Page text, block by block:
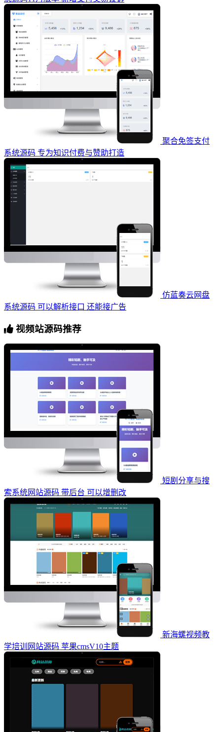
聚合免签支付
系统源码 专为知识付费与赞助打造
仿蓝奏云网盘
系统源码 可以解析接口 还能接广告
视频站源码推荐
短剧分享与搜
索系统网站源码 带后台 可以增删改
新海螺视频教
学培训网站源码 苹果cmsV10主题